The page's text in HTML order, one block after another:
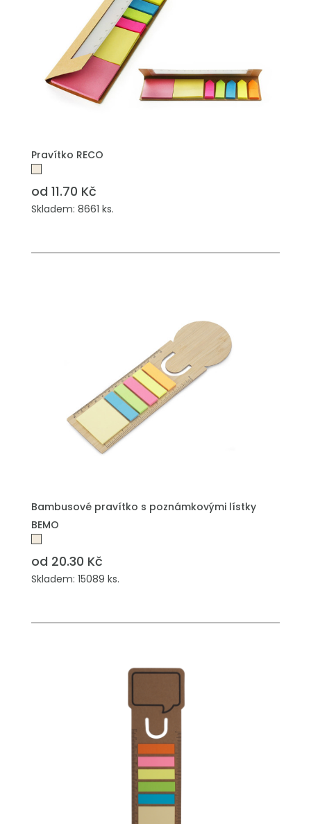
Pravítko RECO
od 11.70 Kč
Skladem: 8661 ks.
Bambusové pravítko s poznámkovými lístky
BEMO
od 20.30 Kč
Skladem: 15089 ks.